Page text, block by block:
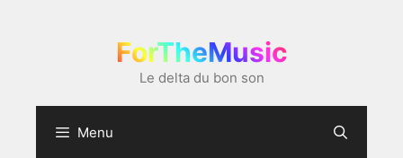
ForTheMusic
Le delta du bon son
Menu